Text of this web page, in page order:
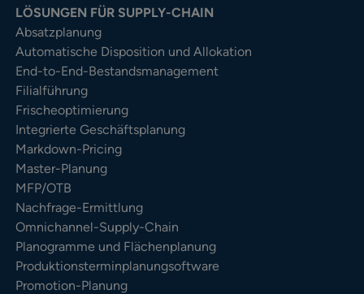
LÖSUNGEN FÜR SUPPLY-CHAIN
Absatzplanung
Automatische Disposition und Allokation
End-to-End-Bestandsmanagement
Filialführung
Frischeoptimierung
Integrierte Geschäftsplanung
Markdown-Pricing
Master-Planung
MFP/OTB
Nachfrage-Ermittlung
Omnichannel-Supply-Chain
Planogramme und Flächenplanung
Produktionsterminplanungsoftware
Promotion-Planung